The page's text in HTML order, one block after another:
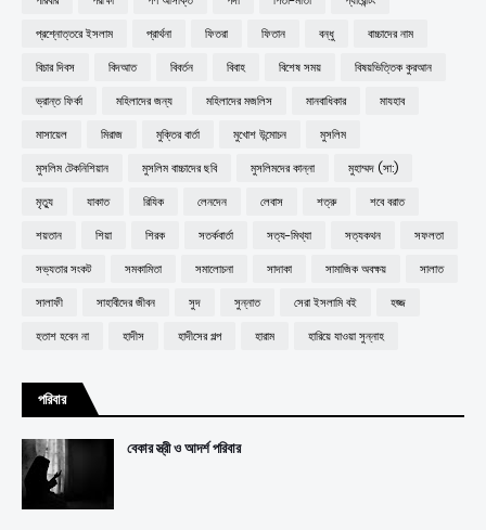
প্রশ্নোত্তরে ইসলাম
প্রার্থনা ফিতরা ফিতান বন্ধু
বাচ্চাদের নাম
বিচার দিবস
বিদআত বিবর্তন বিবাহ বিশেষ সময়
বিষয়ভিত্তিক কুরআন
ভ্রান্ত ফির্কা
মহিলাদের জন্য মহিলাদের মজলিস মানবাধিকার
মাযহাব
মাসায়েল
মিরাজ মুক্তির বার্তা মুখোশ উন্মোচন
মুসলিম
মুসলিম টেকনিশিয়ান
মুসলিম বাচ্চাদের ছবি মুসলিমদের কান্না
মুহাম্মদ (সা:)
মৃত্যু
যাকাত রিযিক লেনদেন লেবাস শত্রু
শবে বরাত
শয়তান
শিয়া শিরক সতর্কবার্তা সত্য-মিথ্যা সত্যকথন
সফলতা
সভ্যতার সংকট
সমকামিতা সমালোচনা সাদাকা সামাজিক অবক্ষয়
সালাত
সালাফী
সাহাবীদের জীবন সুদ সুন্নাত সেরা ইসলামি বই
হজ্জ
হতাশ হবেন না
হাদীস হাদীসের গল্প হারাম হারিয়ে যাওয়া সুন্নাহ
পরিবার
বেকার স্ত্রী ও আদর্শ পরিবার